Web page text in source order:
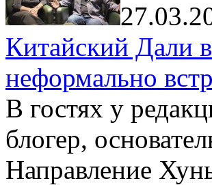
Китайский Дали
неформально
В гостях у
блогер,
Направление